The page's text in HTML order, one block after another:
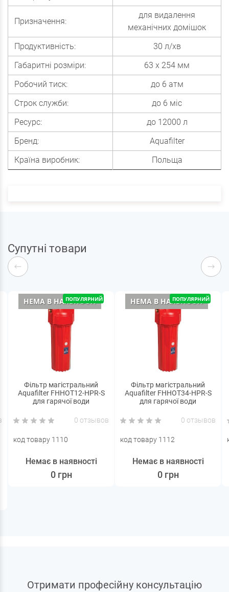
Призначення:
для видалення
механічних домішок
Продуктивність:
30 л/хв
Габаритні розміри:
63 х 254 мм
Робочий тиск:
до 6 атм
Строк служби:
до 6 міс
Ресурс:
до 12000 л
Бренд:
Aquafilter
Країна виробник:
Польща
Супутні товари
НЕМА В НАЯВНОСТІ
ПОПУЛЯРНИЙ
Фільтр магістральний
Aquafilter FHHOT12-HPR-S
для гарячої води
0 отзывов
код товару 1110
0 грн
Немає в наявності
НЕМА В НАЯВНОСТІ
ПОПУЛЯРНИЙ
Фільтр магістральний
Aquafilter FHHOT34-HPR-S
для гарячої води
0 отзывов
код товару 1112
0 грн
Немає в наявності
Отримати професійну консультацію